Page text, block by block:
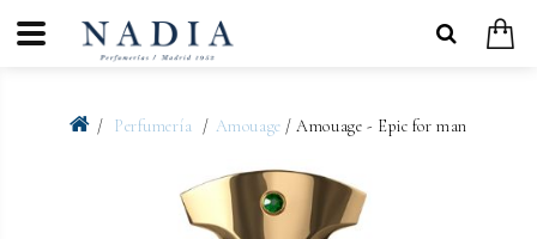
Perfumería Amouage / Amouage - Epic for man